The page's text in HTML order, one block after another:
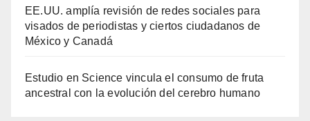
EE.UU. amplía revisión de redes sociales para
visados de periodistas y ciertos ciudadanos de
México y Canadá
Estudio en Science vincula el consumo de fruta
ancestral con la evolución del cerebro humano